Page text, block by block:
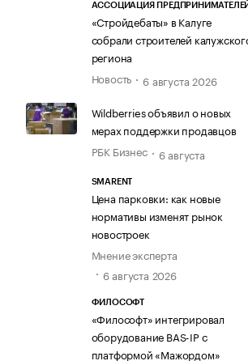
АССОЦИАЦИЯ ПРЕДПРИНИМАТЕЛЕЙ
«Стройдебаты» в Калуге
собрали строителей
региона
Новость
6 августа 2026
Wildberries объявил о новых
мерах поддержки продавцов
РБК Бизнес
6 августа
SMARENT
Цена парковки: как новые
нормативы изменят рынок
новостроек
Мнение эксперта
6 августа 2026
ФИЛОСОФТ
«Философт» интегрировал
оборудование BAS-IP с
платформой «Мажордом»